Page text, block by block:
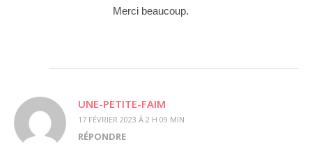
Merci beaucoup.
UNE-PETITE-FAIM
17 FÉVRIER 2023 À 2 H 09 MIN
RÉPONDRE